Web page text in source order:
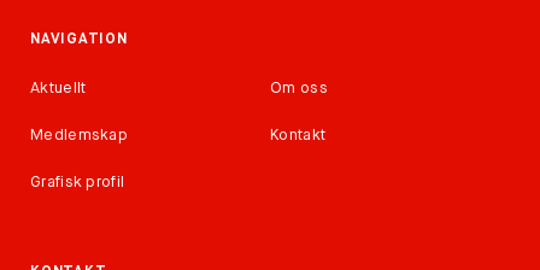
NAVIGATION
Aktuellt Om oss
Medlemskap Kontakt
Grafisk profil